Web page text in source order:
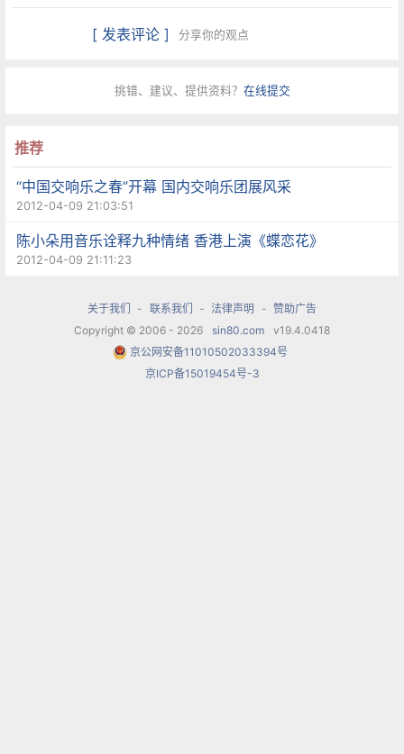
在向来高手如林俄罗斯小提琴学派中，大多是如奥
伊斯特拉赫、科冈、克莱默、列宾等男性演奏大
女 性，她也就此成为国际乐坛和俄罗斯历史上最杰
情感质朴自然，音乐变化丰富，既有粗犷豪放的男
性气质，又有细 腻柔美的女性特点。值得一提的
大师阿巴多的心。两人在上世纪80年代末的一次合
恋多年，成为一段乐坛爱情佳话。
其实，早在2001年穆洛娃首次来京献艺时，她就被
[ 发表评论 ] 分享你的观点
挑错、建议、提供资料？ 在线提交
推荐
“中国交响乐之春”开幕 国内交响乐团展风采
2012-04-09 21:03:51
陈小朵用音乐诠释九种情绪 香港上演《蝶恋花》
2012-04-09 21:11:23
关于我们 - 联系我们 - 法律声明 - 赞助广告
Copyright © 2006 - 2026
sin80.com
v19.4.0418
京公网安备11010502033394号
京ICP备15019454号-3